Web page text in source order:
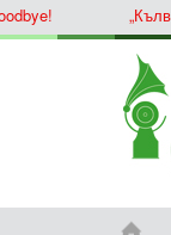
„Кълве